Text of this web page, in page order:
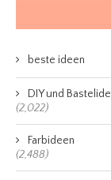
beste ideen
DIY und
(2,022)
Farbideen
(2,488)